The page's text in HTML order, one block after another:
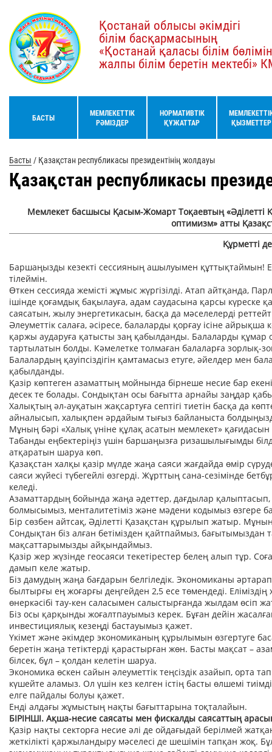
Қостанай облысы әкімдігі
білім басқармасының
«Қостанай қаласы білім
жалпы білім беретін мектебі»
БАСТЫ
МЕМЛЕКЕТТІК
РӘМІЗДЕР
НОРМАТИВТІК
ҚҰЖАТТАР
ҚЫЗМЕТТЕР
Басты / Қазақстан республикасы президентінің жолдауы
Қазақстан республикасы
Мемлекет басшысы Қасым-Жомарт Тоқаевтың «Әділетті
оптимизм» атты
Құрметті
Баршаңызды кезекті сессияның ашылуымен құттықтаймын! Ел
тілеймін.
Өткен сессияда жемісті жұмыс жүргізілді. Атап айтқанда,
ішінде қоғамдық бақылауға, адам саудасына қарсы
саясатын, жылу энергетикасын, басқа да мәселелерді
Әлеуметтік салаға, әсіресе, балаларды қорғау ісіне
қаржы аударуға қатысты заң қабылданды. Балаларды құмар
тартылатын болды. Кәмелетке толмаған балаларға зорлық-
Балалардың қауіпсіздігін қамтамасыз етуге, әйелдер мен
қабылданды.
Қазір көптеген азаматтың мойнында бірнеше несие бар
десек те болады. Сондықтан осы бағытта арнайы заңдар
Халықтың әл-ауқатын жақсартуға септігі тиетін басқа да
айналысып, халықпен әрдайым тығыз байланыста
Мұның бәрі «Халық үніне құлақ асатын мемлекет» қағидасын
Табанды еңбектеріңіз үшін баршаңызға ризашылығымды
атқаратын шаруа көп.
Қазақстан халқы қазір мүлде жаңа саяси жағдайда өмір
саяси жүйесі түбегейлі өзгерді. Жұрттың сана-сезімінде
келеді.
Азаматтардың бойында жаңа әдеттер, дағдылар
болмысымыз, менталитетіміз және мәдени кодымыз өзгере
Бір сөзбен айтсақ, Әділетті Қазақстан құрылып жатыр.
Сондықтан біз алған бетімізден қайтпаймыз,
мақсаттарымызды айқындаймыз.
Қазір жер жүзінде геосаяси текетірестер белең алып тұр.
дамып келе жатыр.
Біз дамудың жаңа бағдарын белгіледік. Экономиканы
былтырғы ең жоғарғы деңгейден 2,5 есе төмендеді.
өнеркәсібі тау-кен саласымен салыстырғанда жылдам өсіп
Біз осы қарқынды жоғалтпауымыз керек. Бұған дейін
инвестициялық кезеңді бастауымыз қажет.
Үкімет және әкімдер экономиканың құрылымын өзгертуге
беретін жаңа тетіктерді қарастырған жөн. Басты мақсат –
білсек, бұл – қолдан келетін шаруа.
Экономика өскен сайын әлеуметтік теңсіздік азайып, орта
күшейте аламыз. Ол үшін кез келген істің басты өлшемі
елге пайдалы болуы қажет.
Енді алдағы жұмыстың нақты бағыттарына тоқталайын.
БІРІНШІ. Ақша-несие саясаты мен фискалды саясаттың
Қазір нақты секторға несие әлі де ойдағыдай берілмей
жеткілікті қаржыландыру мәселесі де шешімін тапқан жоқ.